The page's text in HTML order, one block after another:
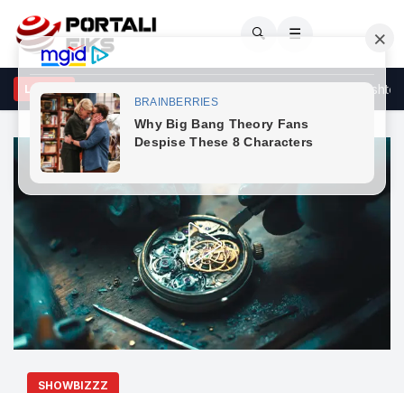
🔍 ☰
LAJME
konstituimi i Kuvendit sipas afatit të dhënë nga Gjykata
SHOWBIZZZ